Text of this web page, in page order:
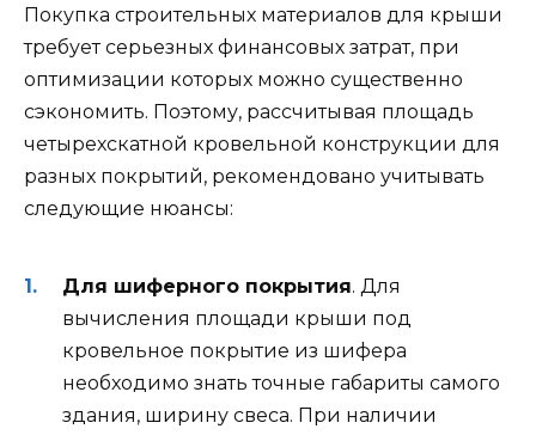
Покупка строительных материалов для крыши
требует серьезных финансовых затрат, при
оптимизации которых можно существенно
сэкономить. Поэтому, рассчитывая площадь
четырехскатной кровельной конструкции для
разных покрытий, рекомендовано учитывать
следующие нюансы:
Для шиферного покрытия. Для
вычисления площади крыши под
кровельное покрытие из шифера
необходимо знать точные габариты самого
здания, ширину свеса. При наличии